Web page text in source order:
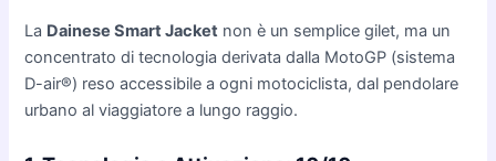
La Dainese Smart Jacket non è un semplice gilet, ma un
concentrato di tecnologia derivata dalla MotoGP (sistema
D-air®) reso accessibile a ogni motociclista, dal pendolare
urbano al viaggiatore a lungo raggio.